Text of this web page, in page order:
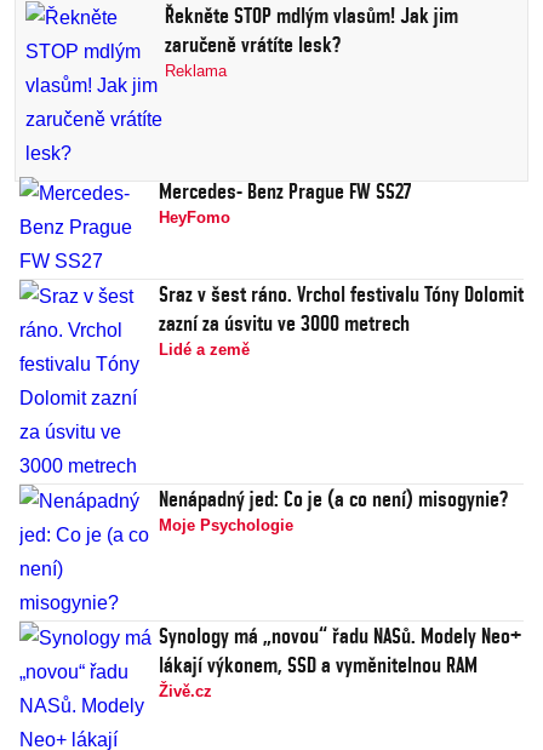
Řekněte STOP mdlým vlasům! Jak jim
zaručeně vrátíte lesk?
Reklama
Mercedes- Benz Prague FW SS27
HeyFomo
Sraz v šest ráno. Vrchol festivalu Tóny Dolomit
zazní za úsvitu ve 3000 metrech
Lidé a země
Nenápadný jed: Co je (a co není) misogynie?
Moje Psychologie
Synology má „novou“ řadu NASů. Modely Neo+
lákají výkonem, SSD a vyměnitelnou RAM
Živě.cz